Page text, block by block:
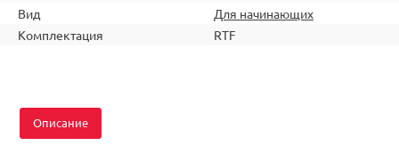
Вид
Для начинающих
Комплектация
RTF
Описание